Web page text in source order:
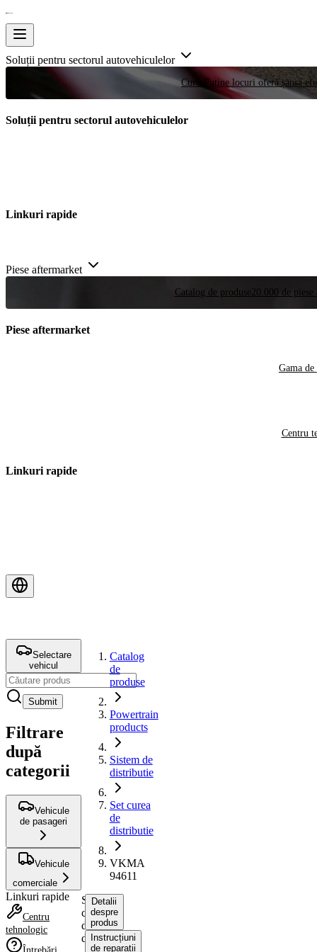
Soluții pentru sectorul autovehiculelor
Curse Puține locuri oferă șansa
Soluții pentru sectorul autovehiculelor
Linkuri rapide
Piese aftermarket
Catalog de produse 20.000 de
Piese aftermarket
Gama de
Centru
Linkuri rapide
Selectare
vehicul
Submit
Filtrare
după
categorii
Vehicule
de pasageri
Vehicule
comerciale
Linkuri rapide
Centru
tehnologic
Catalog
de
produse
Powertrain
products
Sistem de
distributie
Set curea
de
distributie
VKMA
94611
Set
curea
de
distributie
Detalii
despre
produs
Instrucțiuni
de reparații